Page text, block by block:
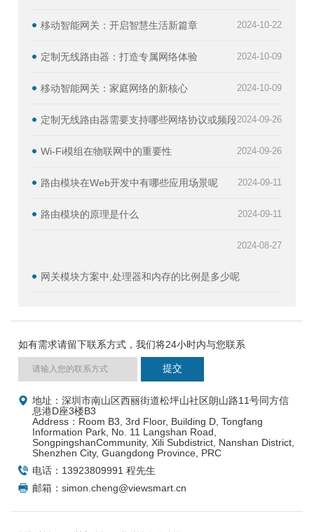
2024-10-22
移动智能网关：开启智慧生活新篇章
2024-10-09
定制无线路由器：打造专属网络体验
2024-10-09
移动智能网关：家庭网络的新核心
2024-09-26
定制无线路由器需要支持哪些网络协议或频段
2024-09-26
Wi-Fi模组在物联网中的重要性
2024-09-11
路由模块在Web开发中有哪些应用场景呢
2024-09-11
路由模块的原理是什么
2024-08-27
网关模块方案中,处理器和内存的比例是多少呢
如有需求请留下联系方式，我们将24小时内与您联系
地址：深圳市南山区西丽街道松坪山社区朗山路11号同方信
息港D座3楼B3
Address：Room B3, 3rd Floor, Building D, Tongfang
Information Park, No. 11 Langshan Road,
SongpingshanCommunity, Xili Subdistrict, Nanshan District,
Shenzhen City, Guangdong Province, PRC
电话：13923809991 程先生
邮箱：simon.cheng@viewsmart.cn